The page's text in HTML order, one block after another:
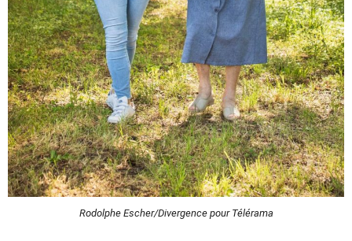
Rodolphe Escher/Divergence pour Télérama